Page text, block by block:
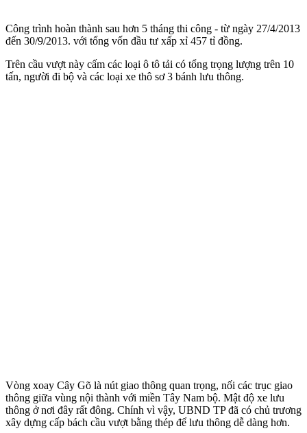
Công trình hoàn thành sau hơn 5 tháng thi công - từ ngày 27/4/2013
đến 30/9/2013. với tổng vốn đầu tư xấp xỉ 457 tỉ đồng.
Trên cầu vượt này cấm các loại ô tô tải có tổng trọng lượng trên 10
tấn, người đi bộ và các loại xe thô sơ 3 bánh lưu thông.
Vòng xoay Cây Gõ là nút giao thông quan trọng, nối các trục giao
thông giữa vùng nội thành với miền Tây Nam bộ. Mật độ xe lưu
thông ở nơi đây rất đông. Chính vì vậy, UBND TP đã có chủ trương
xây dựng cấp bách cầu vượt bằng thép để lưu thông dễ dàng hơn.